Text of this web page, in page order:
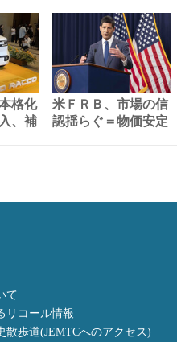
格化
、補
米ＦＲＢ、市場の信
認揺らぐ＝物価安定
て
リコール情報
散歩道(JEMTCへのアクセス)